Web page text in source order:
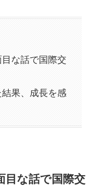
な話で国際交
果、成長を感
目な話で国際交